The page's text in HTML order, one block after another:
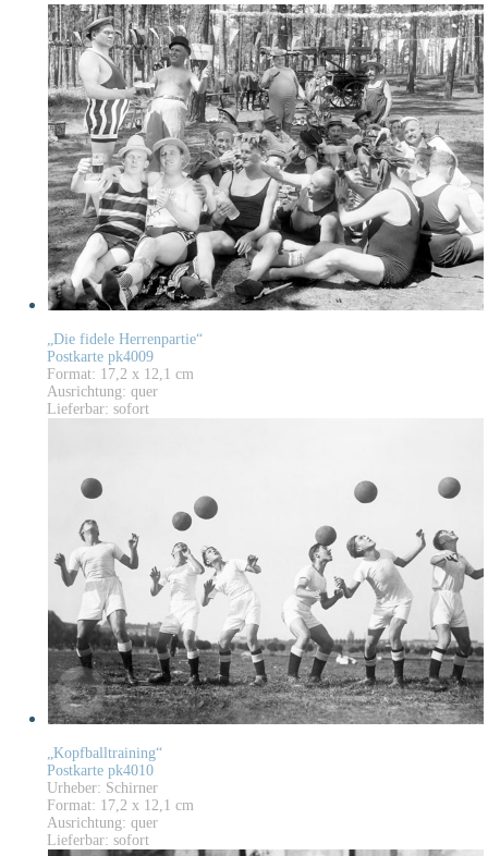
„Die fidele Herrenpartie“
Postkarte pk4009
Format: 17,2 x 12,1 cm
Ausrichtung: quer
Lieferbar: sofort
„Kopfballtraining“
Postkarte pk4010
Urheber: Schirner
Format: 17,2 x 12,1 cm
Ausrichtung: quer
Lieferbar: sofort